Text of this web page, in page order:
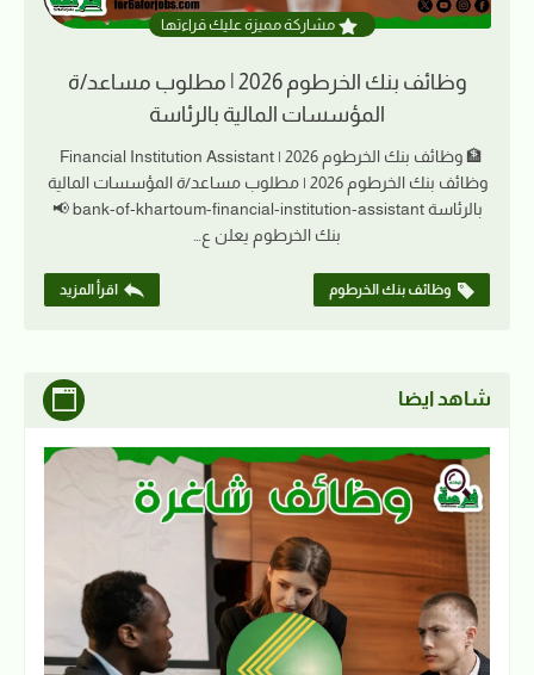
مشاركة مميزة عليك قراءتها
وظائف بنك الخرطوم 2026 | مطلوب مساعد/ة
المؤسسات المالية بالرئاسة
وظائف بنك الخرطوم 2026 | مطلوب مساعد/ة المؤسسات المالية
بالرئاسة bank-of-khartoum-financial-institution-assistant 📢
بنك الخرطوم يعلن ع…
وظائف بنك الخرطوم اقرأ المزيد
شاهد ايضا